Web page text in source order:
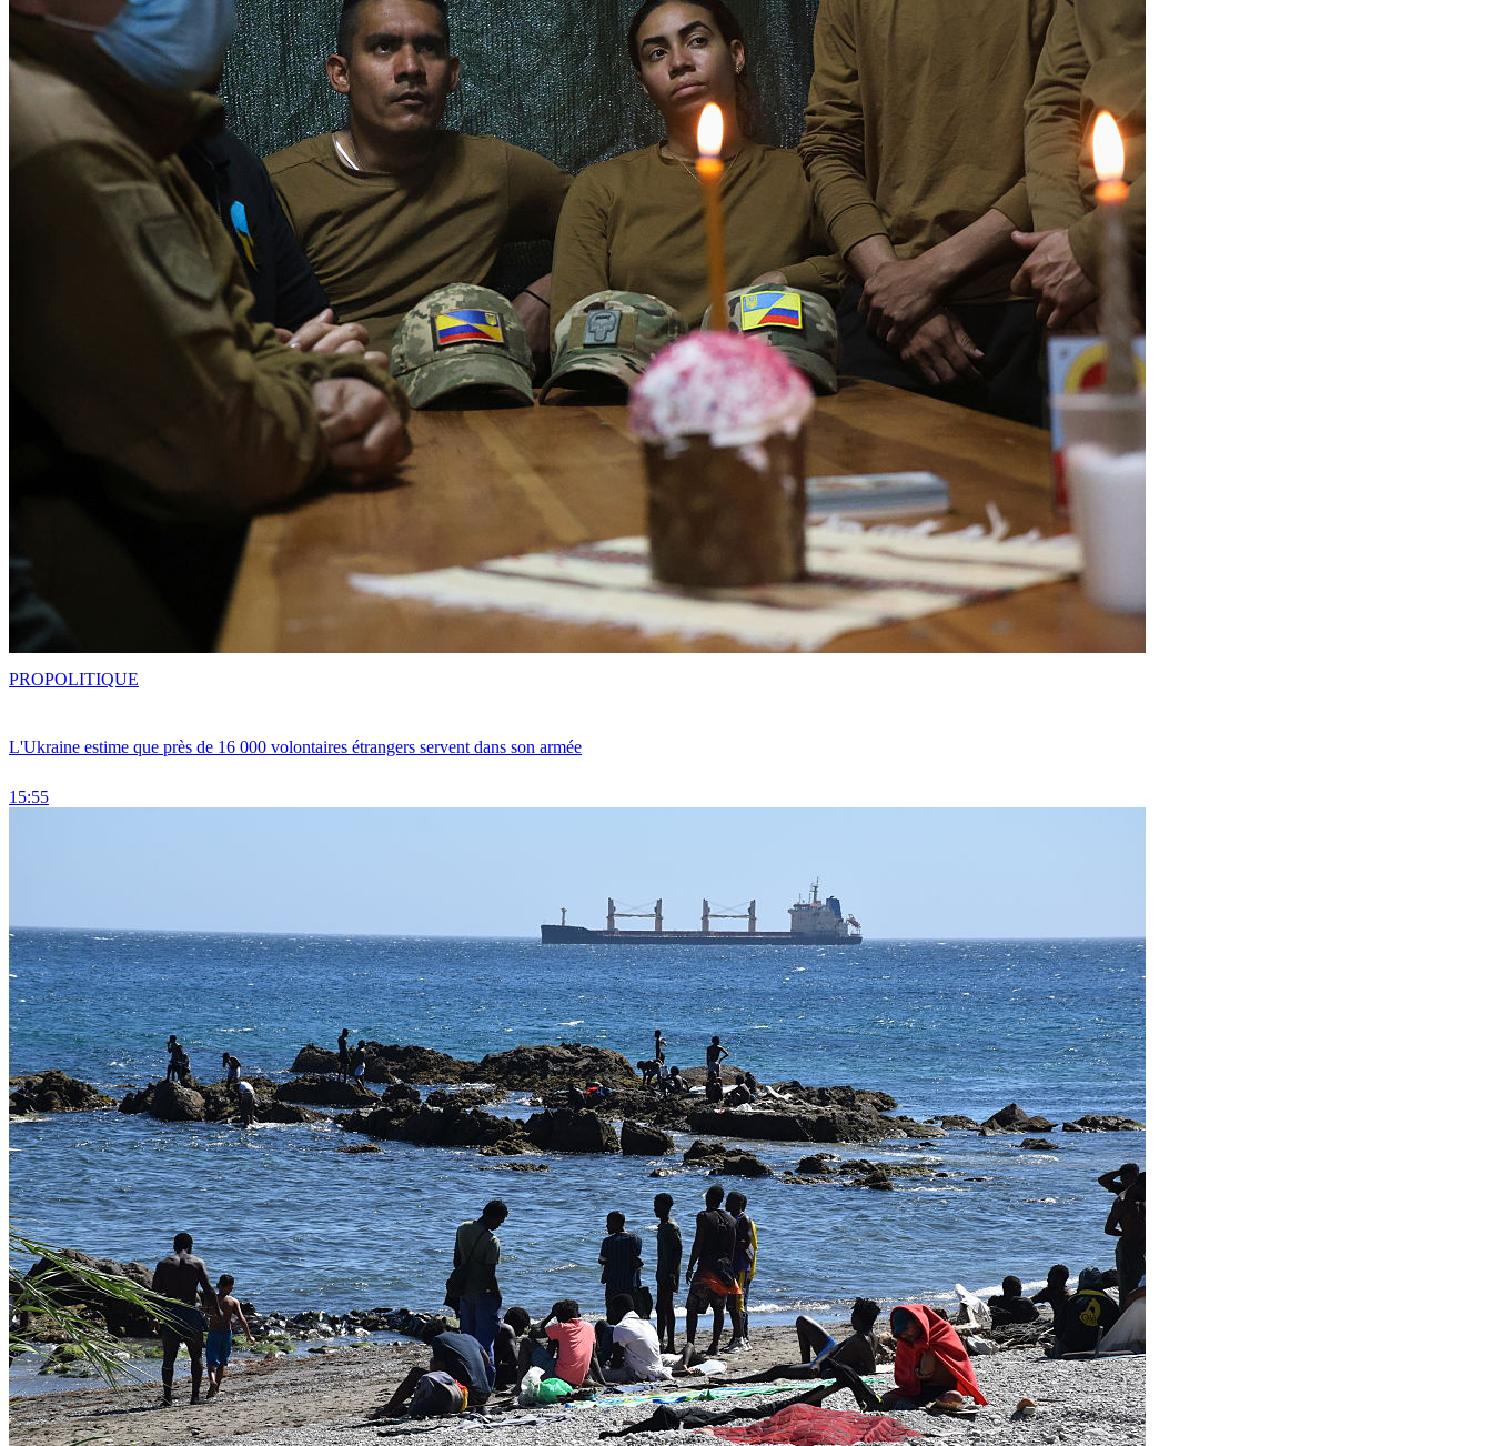
L'Ukraine estime que près de 16 000 volontaires étrangers servent dans son armée
15:55
PROPOLITIQUE